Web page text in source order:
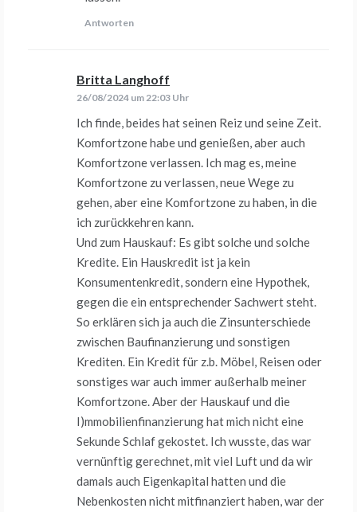
Antworten
Britta Langhoff
26/08/2024 um 22:03 Uhr
Ich finde, beides hat seinen Reiz und seine Zeit.
Komfortzone habe und genießen, aber auch
Komfortzone verlassen. Ich mag es, meine
Komfortzone zu verlassen, neue Wege zu
gehen, aber eine Komfortzone zu haben, in die
ich zurückkehren kann.
Und zum Hauskauf: Es gibt solche und solche
Kredite. Ein Hauskredit ist ja kein
Konsumentenkredit, sondern eine Hypothek,
gegen die ein entsprechender Sachwert steht.
So erklären sich ja auch die Zinsunterschiede
zwischen Baufinanzierung und sonstigen
Krediten. Ein Kredit für z.b. Möbel, Reisen oder
sonstiges war auch immer außerhalb meiner
Komfortzone. Aber der Hauskauf und die
I)mmobilienfinanzierung hat mich nicht eine
Sekunde Schlaf gekostet. Ich wusste, das war
vernünftig gerechnet, mit viel Luft und da wir
damals auch Eigenkapital hatten und die
Nebenkosten nicht mitfinanziert haben, war der